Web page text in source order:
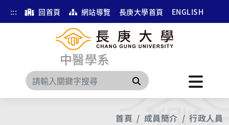
::: 回首頁 網站導覽 長庚大學首頁 ENGLISH
中醫學系
搜尋
首頁 成員簡介 行政人員